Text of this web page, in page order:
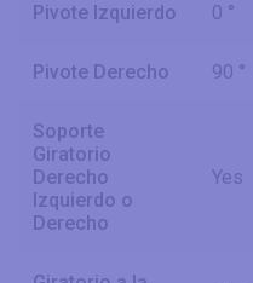
Pivote Izquierdo 0 °
Pivote Derecho 90 °
Soporte
Giratorio
Derecho
Izquierdo o
Derecho
Yes